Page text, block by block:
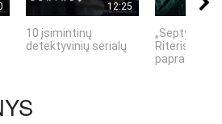
12:25
10 įsimintinų
detektyvinių serialų
„Septynių
Riteris" – kai